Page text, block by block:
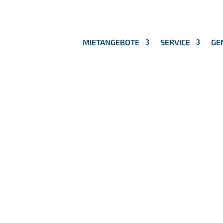
MIETANGEBOTE SERVICE